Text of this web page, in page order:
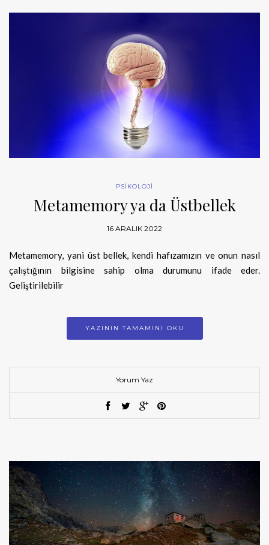
PSİKOLOJİ
Metamemory ya da Üstbellek
16 ARALIK 2022
Metamemory, yani üst bellek, kendi hafızamızın ve onun nasıl
çalıştığının bilgisine sahip olma durumunu ifade eder.
Geliştirilebilir
YAZININ TAMAMINI OKU
Yorum Yaz